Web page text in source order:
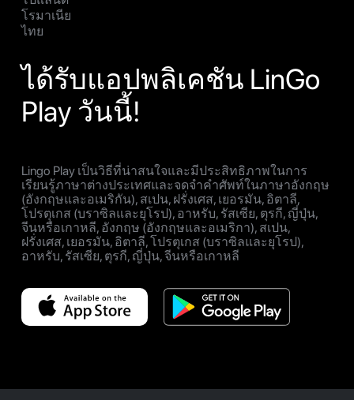
โรมาเนีย
ไทย
ได้รับแอปพลิเคชัน LinGo
Play วันนี้!
Lingo Play เป็นวิธีที่น่าสนใจและมีประสิทธิภาพในการ
เรียนรู้ภาษาต่างประเทศและจดจำคำศัพท์ในภาษาอังกฤษ
(อังกฤษและอเมริกัน), สเปน, ฝรั่งเศส, เยอรมัน, อิตาลี,
โปรตุเกส (บราซิลและยุโรป), อาหรับ, รัสเซีย, ตุรกี, ญี่ปุ่น,
จีนหรือเกาหลี, อังกฤษ (อังกฤษและอเมริกา), สเปน,
ฝรั่งเศส, เยอรมัน, อิตาลี, โปรตุเกส (บราซิลและยุโรป),
อาหรับ, รัสเซีย, ตุรกี, ญี่ปุ่น, จีนหรือเกาหลี